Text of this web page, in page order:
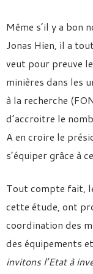
Même s’il y a bon
Jonas Hien, il a
veut pour preuve
minières dans les
à la recherche
d’accroitre le
A en croire le
s’équiper grâce à
Tout compte fait,
cette étude, ont
coordination des
des équipements
invitons l’Etat à